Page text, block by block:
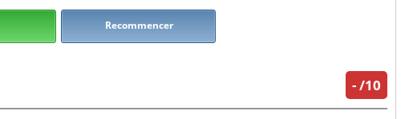
Recommencer
-/10